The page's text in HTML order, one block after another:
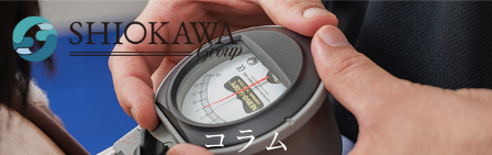
コラム